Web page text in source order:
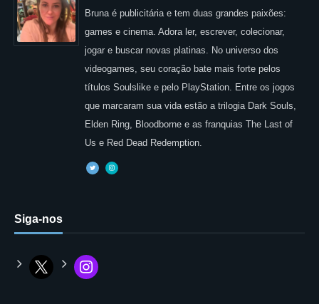
Bruna é publicitária e tem duas grandes paixões:
games e cinema. Adora ler, escrever, colecionar,
jogar e buscar novas platinas. No universo dos
videogames, seu coração bate mais forte pelos
títulos Soulslike e pelo PlayStation. Entre os jogos
que marcaram sua vida estão a trilogia Dark Souls,
Elden Ring, Bloodborne e as franquias The Last of
Us e Red Dead Redemption.
Siga-nos